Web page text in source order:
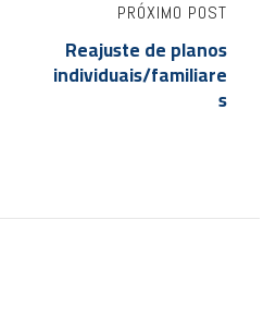
PRÓXIMO POST
Reajuste de planos
individuais/familiare
s